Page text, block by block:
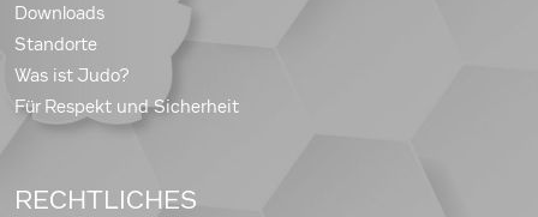
Downloads
Standorte
Was ist Judo?
Für Respekt und Sicherheit
RECHTLICHES